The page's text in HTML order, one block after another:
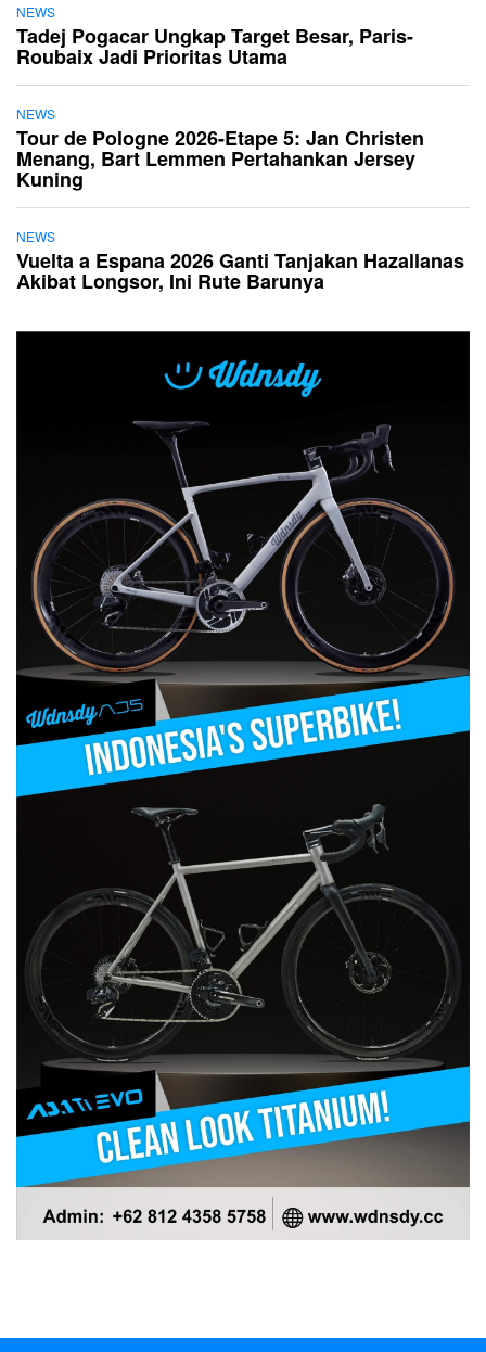
NEWS
Tadej Pogacar Ungkap Target Besar, Paris-
Roubaix Jadi Prioritas Utama
NEWS
Tour de Pologne 2026-Etape 5: Jan Christen
Menang, Bart Lemmen Pertahankan Jersey
Kuning
NEWS
Vuelta a Espana 2026 Ganti Tanjakan Hazallanas
Akibat Longsor, Ini Rute Barunya